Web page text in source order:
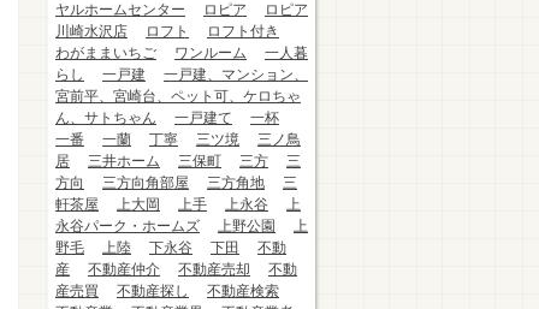
ヤルホームセンター
ロピア
ロピア
川崎水沢店
ロフト
ロフト付き
わがままいちご
ワンルーム
一人暮
らし
一戸建
一戸建、マンション、
宮前平、宮崎台、ペット可、ケロちゃ
ん、サトちゃん
一戸建て
一杯
一番
一蘭 丁寧 三ツ境
三ノ鳥
居
三井ホーム 三保町 三方
三
方向
三方向角部屋 三方角地
三
軒茶屋
上大岡 上手 上永谷
上
永谷パーク・ホームズ
上野公園
上
野毛
上陸 下永谷 下田
不動
産
不動産仲介 不動産売却
不動
産売買
不動産探し
不動産検索